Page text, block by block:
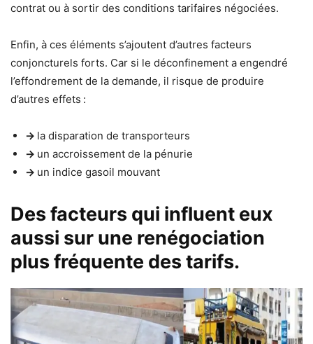
contrat ou à sortir des conditions tarifaires négociées.
Enfin, à ces éléments s’ajoutent d’autres facteurs
conjoncturels forts. Car si le déconfinement a engendré
l’effondrement de la demande, il risque de produire
d’autres effets :
→ la disparation de transporteurs
→ un accroissement de la pénurie
→ un indice gasoil mouvant
Des facteurs qui influent eux
aussi sur une renégociation
plus fréquente des tarifs.